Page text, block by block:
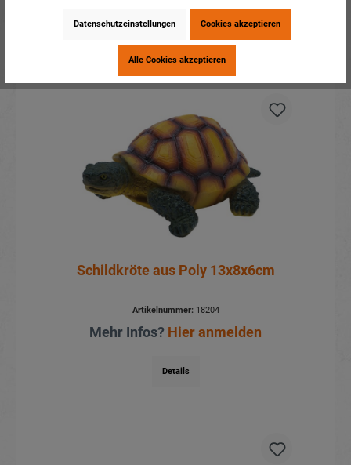
Schildkröte aus Poly 13x8x6cm
Artikelnummer:18204
Mehr Infos? Hier anmelden
Details
Datenschutzeinstellungen Cookies akzeptieren
Alle Cookies akzeptieren